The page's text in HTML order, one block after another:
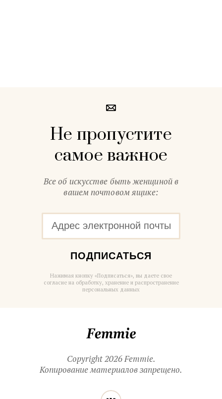
Не пропустите
самое важное
Все об искусстве быть женщиной в
вашем почтовом ящике:
ПОДПИСАТЬСЯ
Нажимая кнопку «Подписаться», вы даете свое
согласие на обработку, хранение и распространение
персональных данных
Copyright 2026 Femmie.
Копирование материалов запрещено.
Читайте